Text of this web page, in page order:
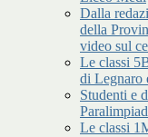
Dalla
della
video sul
Le classi
di Legnaro
Studenti e
Le classi